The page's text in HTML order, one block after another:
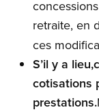
retraite, en
ces
S’il y a
cotisations
prestations.